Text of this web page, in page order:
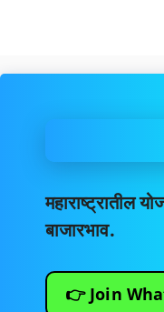
महाराष्ट्रातील
बाजारभाव.
👉 Join